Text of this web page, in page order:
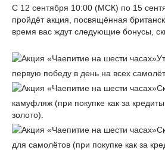
С 12 сентября 10:00 (МСК) по 15
пройдёт акция, посвящённая
время вас ждут следующие бонусы,
первую победу в день на всех
камуфляж (при покупке как за
золото).
для самолётов (при покупке как за